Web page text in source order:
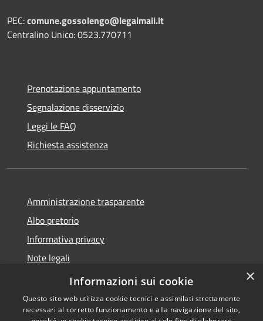
PEC:comune.gossolengo@legalmail.it
Centralino Unico: 0523.770711
Prenotazione appuntamento
Segnalazione disservizio
Leggi le FAQ
Richiesta assistenza
Amministrazione trasparente
Albo pretorio
Informativa privacy
Note legali
Dichiarazione di accessibilità
×
Informazioni sui cookie
Questo sito web utilizza cookie tecnici e assimilati strettamente
necessari al corretto funzionamento e alla navigazione del sito,